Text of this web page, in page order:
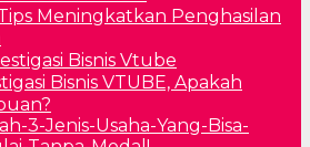
Meningkatkan Penghasilan
Bisnis VTUBE, Apakah